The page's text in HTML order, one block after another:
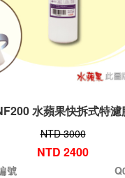
水蘋果快拆式特
NTD 3000
NTD 2400
號